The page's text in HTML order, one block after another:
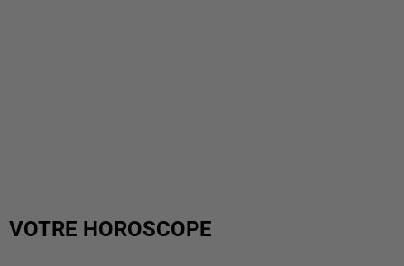
VOTRE HOROSCOPE